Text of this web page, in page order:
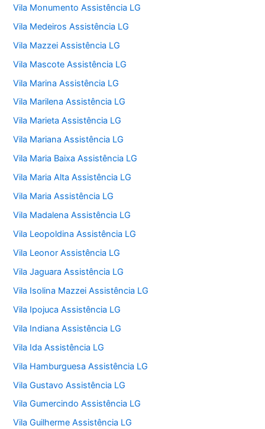
Vila Monumento Assistência LG
Vila Medeiros Assistência LG
Vila Mazzei Assistência LG
Vila Mascote Assistência LG
Vila Marina Assistência LG
Vila Marilena Assistência LG
Vila Marieta Assistência LG
Vila Mariana Assistência LG
Vila Maria Baixa Assistência LG
Vila Maria Alta Assistência LG
Vila Maria Assistência LG
Vila Madalena Assistência LG
Vila Leopoldina Assistência LG
Vila Leonor Assistência LG
Vila Jaguara Assistência LG
Vila Isolina Mazzei Assistência LG
Vila Ipojuca Assistência LG
Vila Indiana Assistência LG
Vila Ida Assistência LG
Vila Hamburguesa Assistência LG
Vila Gustavo Assistência LG
Vila Gumercindo Assistência LG
Vila Guilherme Assistência LG